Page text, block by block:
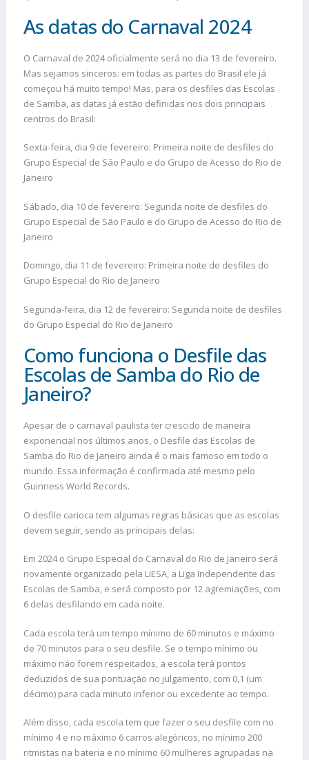
As datas do Carnaval 2024
O Carnaval de 2024 oficialmente será no dia 13 de fevereiro.
Mas sejamos sinceros: em todas as partes do Brasil ele já
começou há muito tempo! Mas, para os desfiles das Escolas
de Samba, as datas já estão definidas nos dois principais
centros do Brasil:
Sexta-feira, dia 9 de fevereiro: Primeira noite de desfiles do
Grupo Especial de São Paulo e do Grupo de Acesso do Rio de
Janeiro
Sábado, dia 10 de fevereiro: Segunda noite de desfiles do
Grupo Especial de São Paulo e do Grupo de Acesso do Rio de
Janeiro
Domingo, dia 11 de fevereiro: Primeira noite de desfiles do
Grupo Especial do Rio de Janeiro
Segunda-feira, dia 12 de fevereiro: Segunda noite de desfiles
do Grupo Especial do Rio de Janeiro
Como funciona o Desfile das
Escolas de Samba do Rio de
Janeiro?
Apesar de o carnaval paulista ter crescido de maneira
exponencial nos últimos anos, o Desfile das Escolas de
Samba do Rio de Janeiro ainda é o mais famoso em todo o
mundo. Essa informação é confirmada até mesmo pelo
Guinness World Records.
O desfile carioca tem algumas regras básicas que as escolas
devem seguir, sendo as principais delas:
Em 2024 o Grupo Especial do Carnaval do Rio de Janeiro será
novamente organizado pela LIESA, a Liga Independente das
Escolas de Samba, e será composto por 12 agremiações, com
6 delas desfilando em cada noite.
Cada escola terá um tempo mínimo de 60 minutos e máximo
de 70 minutos para o seu desfile. Se o tempo mínimo ou
máximo não forem respeitados, a escola terá pontos
deduzidos de sua pontuação no julgamento, com 0,1 (um
décimo) para cada minuto inferior ou excedente ao tempo.
Além disso, cada escola tem que fazer o seu desfile com no
mínimo 4 e no máximo 6 carros alegóricos, no mínimo 200
ritmistas na bateria e no mínimo 60 mulheres agrupadas na